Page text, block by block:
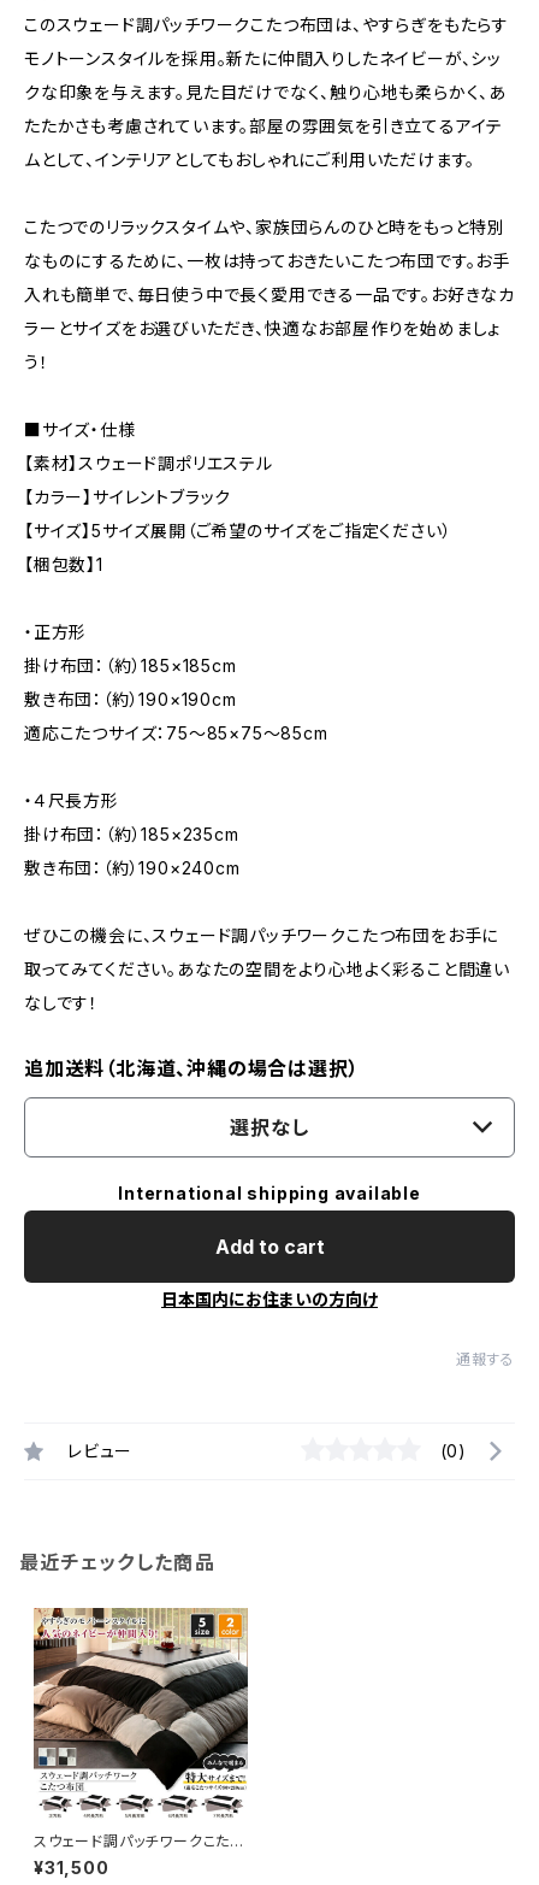
このスウェード調パッチワークこたつ布団は、やすらぎをもたらす
モノトーンスタイルを採用。新たに仲間入りしたネイビーが、シッ
クな印象を与えます。見た目だけでなく、触り心地も柔らかく、あ
たたかさも考慮されています。部屋の雰囲気を引き立てるアイテ
ムとして、インテリアとしてもおしゃれにご利用いただけます。
こたつでのリラックスタイムや、家族団らんのひと時をもっと特別
なものにするために、一枚は持っておきたいこたつ布団です。お手
入れも簡単で、毎日使う中で長く愛用できる一品です。お好きなカ
ラーとサイズをお選びいただき、快適なお部屋作りを始めましょ
う！
■サイズ・仕様
【素材】スウェード調ポリエステル
【カラー】サイレントブラック
【サイズ】5サイズ展開（ご希望のサイズをご指定ください）
【梱包数】1
・正方形
掛け布団：（約）185×185cm
敷き布団：（約）190×190cm
適応こたつサイズ：75〜85×75〜85cm
・４尺長方形
掛け布団：（約）185×235cm
敷き布団：（約）190×240cm
ぜひこの機会に、スウェード調パッチワークこたつ布団をお手に
取ってみてください。あなたの空間をより心地よく彩ること間違い
なしです！
追加送料（北海道、沖縄の場合は選択）
選択なし
International shipping available
Add to cart
日本国内にお住まいの方向け
通報する
レビュー (0)
最近チェックした商品
スウェード調パッチワークこたつ
布団 掛布団&敷布団2点 tsu
doi ツドイ
¥31,500